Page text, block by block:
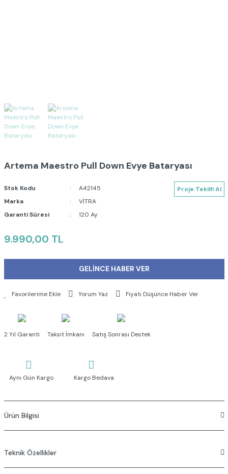
Artema Maestro Pull Down Evye Bataryası
Stok Kodu
A42145
Marka
VİTRA
Garanti Süresi
120 Ay
Proje Teklifi Al
9.990,00 TL
GELİNCE HABER VER
Yorum Yaz Fiyatı Düşünce Haber Ver
2 Yıl Garanti Taksit İmkanı Satış Sonrası Destek
Aynı Gün Kargo Kargo Bedava
Ürün Bilgisi
Çıkış ucu yüksekliği 184 mm'dir.
Max. 6L/dk su akışı
Teknik Özellikler